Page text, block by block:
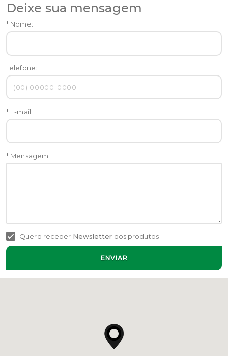
Deixe sua mensagem
* Nome:
Telefone:
* E-mail:
* Mensagem:
Quero receber Newsletter dos produtos
ENVIAR